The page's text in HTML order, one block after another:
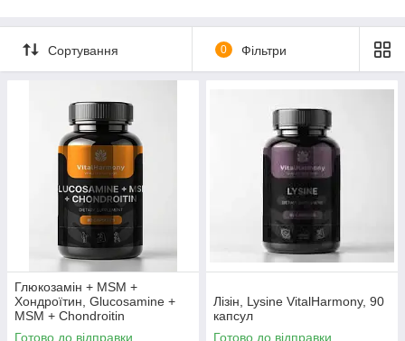
відповідають стандартам GMP і ISO.
VitalHarmony — це команда нутріціологів,
біохіміків і фармацевтів, що об’єднали зусилля
для створення натуральних, але ефективних
Унікальність бренду
VitalHarmony пропонує чисті інгредієнти,
науково підтверджену ефективність та
максимальну біоактивність компонентів.
Формули орієнтовані на сучасний ритм життя й
адаптовані під актуальні потреби організму —
від детоксу до підтримки сну та імунітету.
Продуктові лінійки:
Skin, Hair & Nails
кислота, колаген для здоров’я шкіри,
волосся і нігтів.
Сортування 0 Фільтри
Глюкозамін + MSM +
Хондроїтин, Glucosamine +
MSM + Chondroitin
VitalHarmony , 90 капсул
Готово до відправки
Лізін, Lysine VitalHarmony, 90
капсул
Готово до відправки